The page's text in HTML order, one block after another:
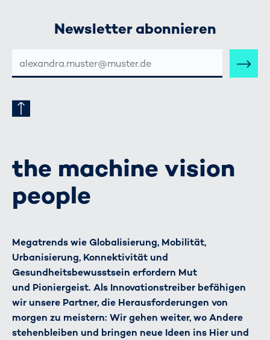
Newsletter abonnieren
MAIL-
ADRESSE
the machine vision
people
Megatrends wie Globalisierung, Mobilität,
Urbanisierung, Konnektivität und
Gesundheitsbewusstsein erfordern Mut
und Pioniergeist. Als Innovationstreiber befähigen
wir unsere Partner, die Herausforderungen von
morgen zu meistern: Wir gehen weiter, wo Andere
stehenbleiben und bringen neue Ideen ins Hier und